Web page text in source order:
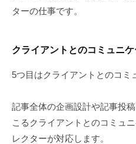
ターの仕事です。
クライアントとのコミュニ
5つ目はクライアントとのコミ
記事全体の企画設計や記事投
こるクライアントとのコミュ
レクターが対応します。